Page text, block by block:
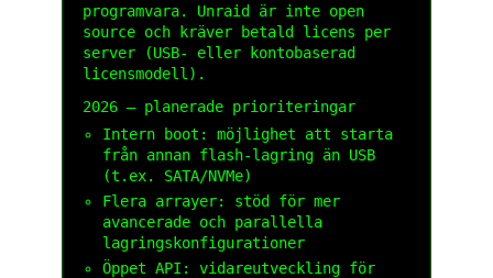
programvara. Unraid är inte open
source och kräver betald licens per
server (USB- eller kontobaserad
licensmodell).
2026 – planerade prioriteringar
Intern boot: möjlighet att starta
från annan flash-lagring än USB
(t.ex. SATA/NVMe)
Flera arrayer: stöd för mer
avancerade och parallella
lagringskonfigurationer
Öppet API: vidareutveckling för